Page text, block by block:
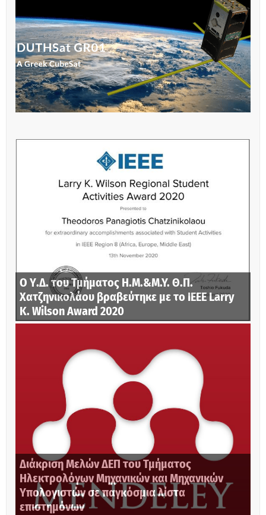
Ο Υ.Δ. του Τμήματος Η.Μ.&M.Y. Θ.Π.
Χατζηνικολάου βραβεύτηκε με το IEEE Larry
K. Wilson Award 2020
Διάκριση Μελών ΔΕΠ του Τμήματος
Ηλεκτρολόγων Μηχανικών και Μηχανικών
Υπολογιστών σε παγκόσμια λίστα
επιστημόνων